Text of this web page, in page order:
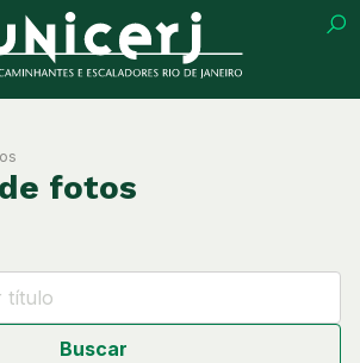
fotos
Buscar